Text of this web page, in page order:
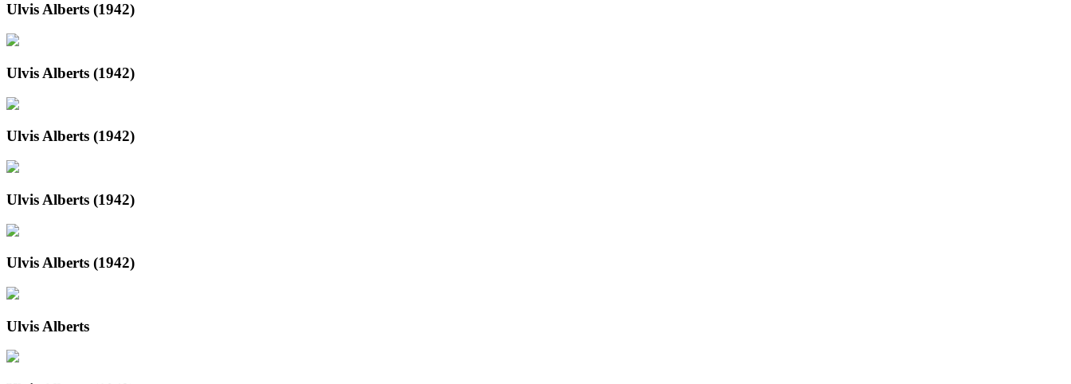
Ulvis Alberts (1942)
Ulvis Alberts (1942)
Ulvis Alberts (1942)
Ulvis Alberts (1942)
Ulvis Alberts (1942)
Ulvis Alberts